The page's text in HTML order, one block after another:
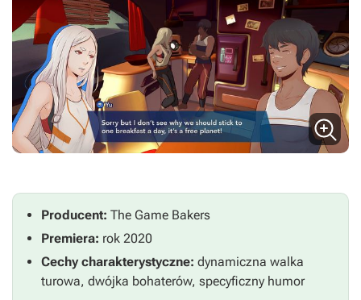
Producent: The Game Bakers
Premiera: rok 2020
Cechy charakterystyczne: dynamiczna walka
turowa, dwójka bohaterów, specyficzny humor